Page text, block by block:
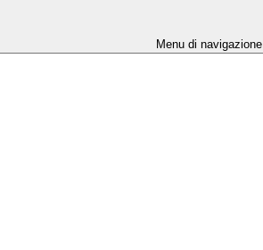
Menu di navigazione